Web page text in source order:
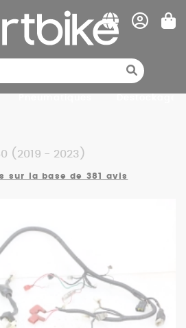
(2019 - 2023)
sur la base de 381 avis